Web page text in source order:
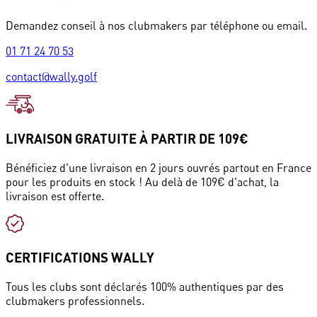
Demandez conseil à nos clubmakers par téléphone ou email.
01 71 24 70 53
contact@wally.golf
LIVRAISON GRATUITE À PARTIR DE 109€
Bénéficiez d'une livraison en 2 jours ouvrés partout en France
pour les produits en stock ! Au delà de 109€ d'achat, la
livraison est offerte.
CERTIFICATIONS WALLY
Tous les clubs sont déclarés 100% authentiques par des
clubmakers professionnels.